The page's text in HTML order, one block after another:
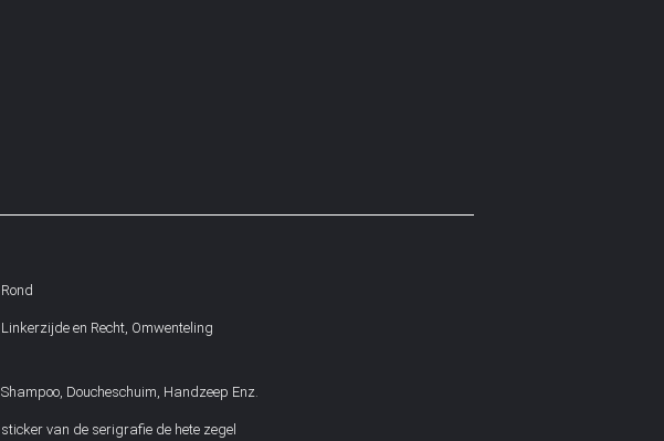
Rond
Linkerzijde en Recht, Omwenteling
Shampoo, Doucheschuim, Handzeep Enz.
sticker van de serigrafie de hete zegel